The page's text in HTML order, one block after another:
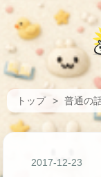
トップ > 普通の
2017-12-23